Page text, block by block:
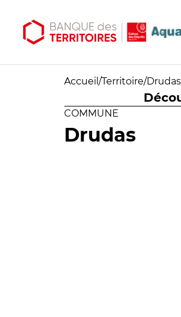
Accueil /Territoire/Drudas
COMMUNE
Drudas